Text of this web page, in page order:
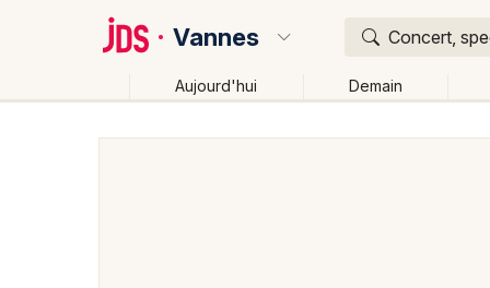
Vannes Concert,
Aujourd'hui Demain